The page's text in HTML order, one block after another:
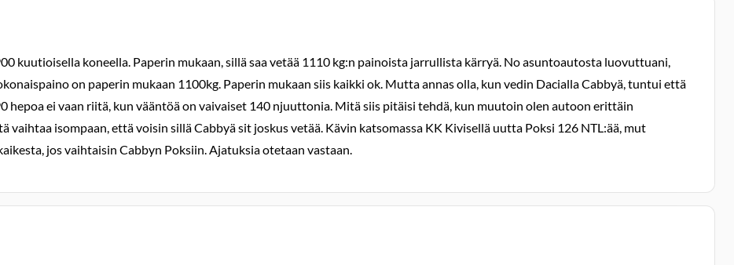
kuutioisella koneella. Paperin mukaan, sillä saa vetää 1110 kg:n painoista jarrullista kärryä. No asuntoautosta luovuttuani,
on paperin mukaan 1100kg. Paperin mukaan siis kaikki ok. Mutta annas olla, kun vedin Dacialla Cabbyä, tuntui että
hepoa ei vaan riitä, kun vääntöä on vaivaiset 140 njuuttonia. Mitä siis pitäisi tehdä, kun muutoin olen autoon erittäin
vaihtaa isompaan, että voisin sillä Cabbyä sit joskus vetää. Kävin katsomassa KK Kivisellä uutta Poksi 126 NTL:ää, mut
jos vaihtaisin Cabbyn Poksiin. Ajatuksia otetaan vastaan.